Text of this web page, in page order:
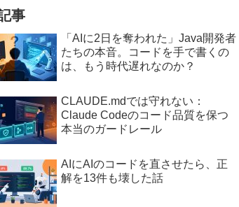
事
「AIに2日を奪われた」Java開発者
たちの本音。コードを手で書くの
は、もう時代遅れなのか？
CLAUDE.mdでは守れない：
Claude Codeのコード品質を保つ
本当のガードレール
AIにAIのコードを直させたら、正
解を13件も壊した話